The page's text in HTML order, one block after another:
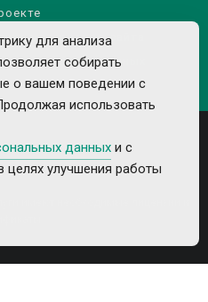
материалов сайта
данных
имеют необходимые лицензии и
для анализа
собирать
о вашем поведении с
использовать
данных и с
целях улучшения работы